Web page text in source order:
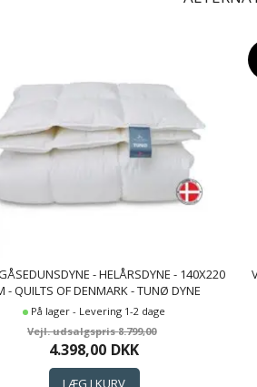
- HELÅRSDYNE - 140X220
- QUILTS OF DENMARK - TUNØ DYNE
På lager - Levering 1-2 dage
8.799,00
4.398,00 DKK